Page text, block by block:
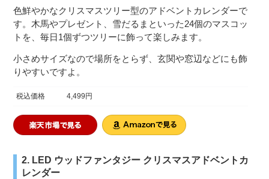
色鮮やかなクリスマスツリー型のアドベントカレンダーで
す。木馬やプレゼント、雪だるまといった24個のマスコッ
トを、毎日1個ずつツリーに飾って楽しみます。
小さめサイズなので場所をとらず、玄関や窓辺などにも飾
りやすいですよ。
税込価格 4,499円
2. LED ウッドファンタジー クリスマスアドベントカ
レンダー